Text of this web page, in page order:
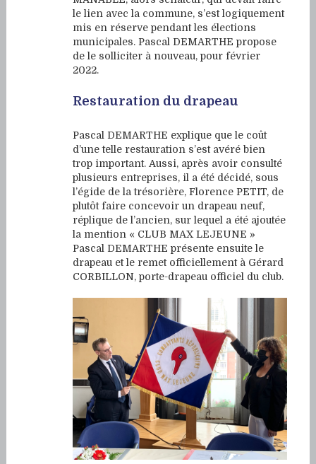
le lien avec la commune, s’est logiquement
mis en réserve pendant les élections
municipales. Pascal DEMARTHE propose
de le solliciter à nouveau, pour février
2022.
Restauration du drapeau
Pascal DEMARTHE explique que le coût
d’une telle restauration s’est avéré bien
trop important. Aussi, après avoir consulté
plusieurs entreprises, il a été décidé, sous
l’égide de la trésorière, Florence PETIT, de
plutôt faire concevoir un drapeau neuf,
réplique de l’ancien, sur lequel a été ajoutée
la mention « CLUB MAX LEJEUNE »
Pascal DEMARTHE présente ensuite le
drapeau et le remet officiellement à Gérard
CORBILLON, porte-drapeau officiel du club.